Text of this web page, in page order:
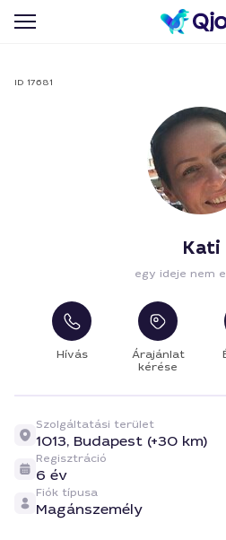
ID 17681
Kati
egy ideje nem
Hívás
Árajánlat
kérése
Szolgáltatási terület
1013, Budapest (+30 km)
Regisztráció
6 év
Fiók típusa
Magánszemély